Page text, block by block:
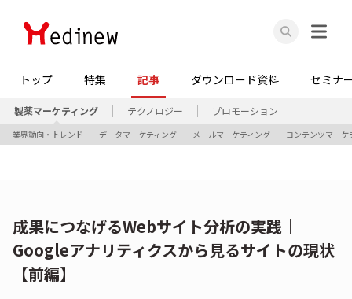
トップ 特集 記事 ダウンロード資料 セミナ
製薬マーケティング テクノロジー プロモーション
業界動向・トレンド データマーケティング メールマーケティング コンテンツマーケ
成果につなげるWebサイト分析の実践｜
Googleアナリティクスから見るサイトの現状
【前編】